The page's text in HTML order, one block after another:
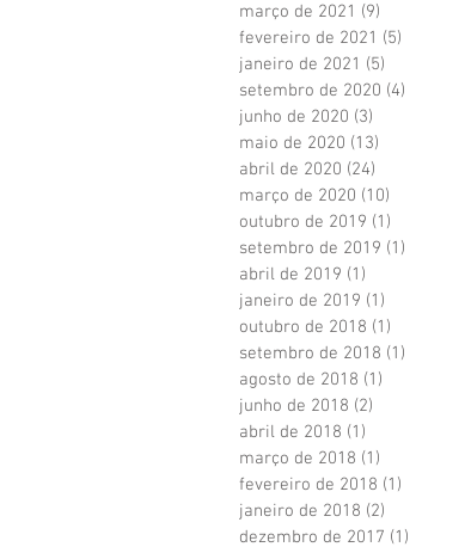
março de 2021 (9)
fevereiro de 2021 (5)
janeiro de 2021 (5)
setembro de 2020 (4)
junho de 2020 (3)
maio de 2020 (13)
abril de 2020 (24)
março de 2020 (10)
outubro de 2019 (1)
setembro de 2019 (1)
abril de 2019 (1)
janeiro de 2019 (1)
outubro de 2018 (1)
setembro de 2018 (1)
agosto de 2018 (1)
junho de 2018 (2)
abril de 2018 (1)
março de 2018 (1)
fevereiro de 2018 (1)
janeiro de 2018 (2)
dezembro de 2017 (1)